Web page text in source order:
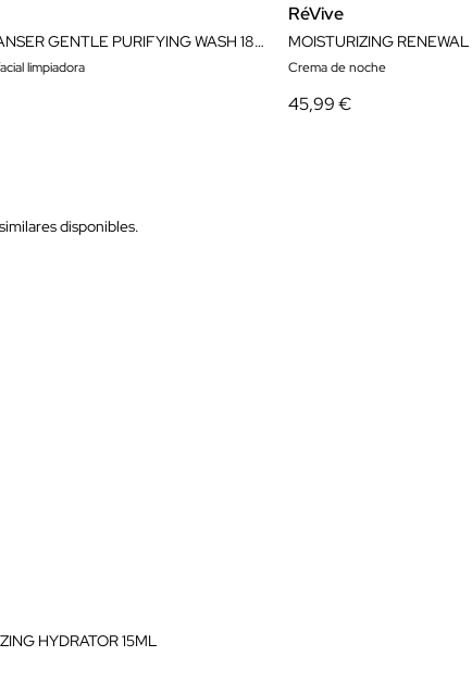
GEL CLEANSER GENTLE PURIFYING WASH 180ML
limpiadora
RéVive
Crema de noche
45,99 €
disponibles.
HYDRATOR 15ML